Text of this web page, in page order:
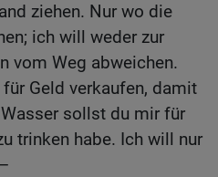
ziehen. Nur wo die
ich will weder zur
vom Weg abweichen.
Geld verkaufen, damit
sollst du mir für
trinken habe. Ich will nur